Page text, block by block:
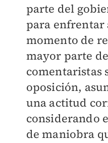
parte del
para enfrentar
momento de
mayor parte
comentaristas
oposición,
una actitud
considerando
de maniobra